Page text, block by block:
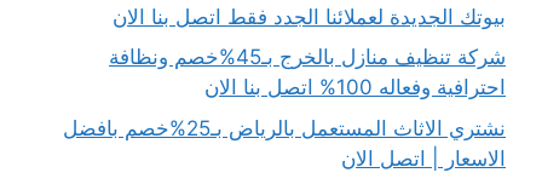
بيوتك الجديدة لعملائنا الجدد فقط اتصل بنا الان
شركة تنظيف منازل بالخرج بـ45%خصم ونظافة
احترافية وفعاله 100% اتصل بنا الان
نشتري الاثاث المستعمل بالرياض بـ25%خصم بافضل
الاسعار | اتصل الان